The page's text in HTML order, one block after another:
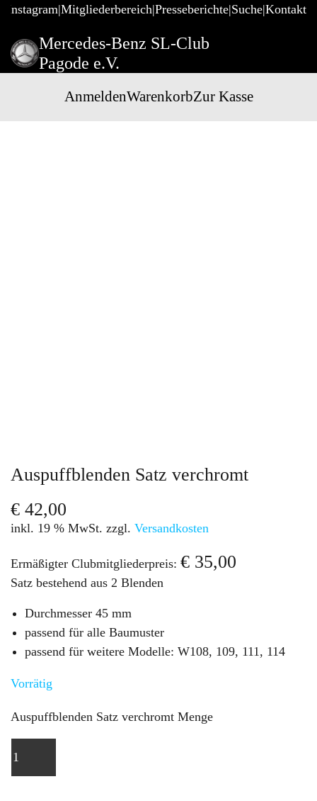
Mitgliederbereich Presseberichte Suche Kontakt
Mercedes-Benz SL-Club
Pagode e.V.
AnmeldenWarenkorbZur Kasse
Auspuffblenden Satz verchromt
€ 42,00
inkl. 19 % MwSt. zzgl. Versandkosten
Ermäßigter Clubmitgliederpreis: € 35,00
Satz bestehend aus 2 Blenden
Durchmesser 45 mm
passend für alle Baumuster
passend für weitere Modelle: W108, 109, 111, 114
Vorrätig
Auspuffblenden Satz verchromt Menge